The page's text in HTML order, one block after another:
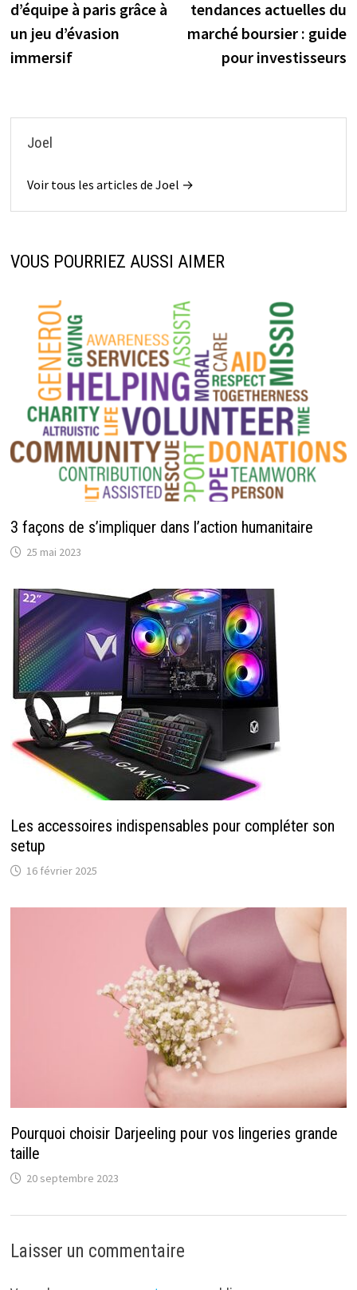
l’article
d’équipe à paris grâce à
un jeu d’évasion
immersif
tendances actuelles du
marché boursier : guide
pour investisseurs
Joel
Voir tous les articles de Joel →
VOUS POURRIEZ AUSSI AIMER
3 façons de s’impliquer dans l’action humanitaire
25 mai 2023
Les accessoires indispensables pour compléter son
setup
16 février 2025
Pourquoi choisir Darjeeling pour vos lingeries grande
taille
20 septembre 2023
Laisser un commentaire